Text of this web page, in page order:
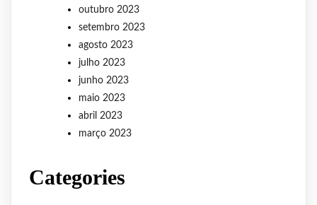
outubro 2023
setembro 2023
agosto 2023
julho 2023
junho 2023
maio 2023
abril 2023
março 2023
Categories